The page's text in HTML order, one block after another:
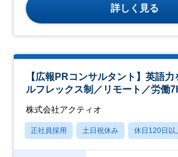
詳しく見る
【広報PRコンサルタント】英語
ルフレックス制／リモート／労働
株式会社アクティオ
正社員採用 土日祝休み 休日120日以